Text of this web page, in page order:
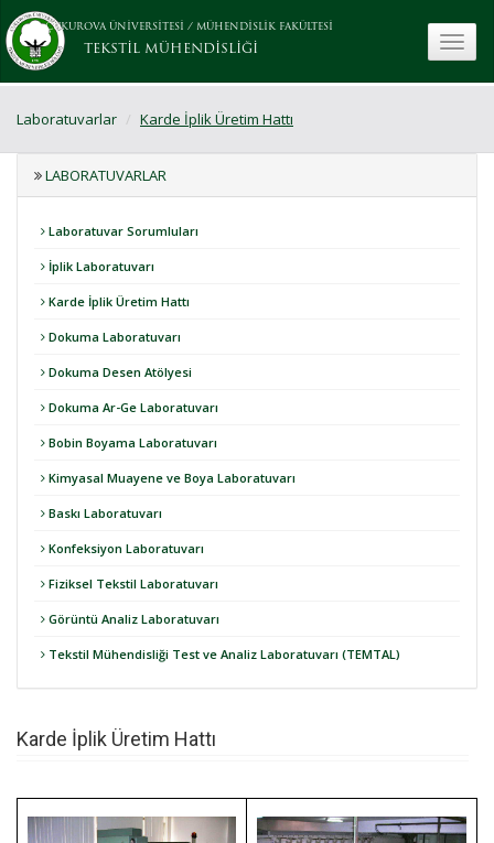
ÇUKUROVA ÜNİVERSİTESİ / MÜHENDİSLİK FAKÜLTESİ
TEKSTİL MÜHENDİSLİĞİ
Laboratuvarlar Karde İplik Üretim Hattı
LABORATUVARLAR
Laboratuvar Sorumluları
İplik Laboratuvarı
Karde İplik Üretim Hattı
Dokuma Laboratuvarı
Dokuma Desen Atölyesi
Dokuma Ar-Ge Laboratuvarı
Bobin Boyama Laboratuvarı
Kimyasal Muayene ve Boya Laboratuvarı
Baskı Laboratuvarı
Konfeksiyon Laboratuvarı
Fiziksel Tekstil Laboratuvarı
Görüntü Analiz Laboratuvarı
Tekstil Mühendisliği Test ve Analiz Laboratuvarı (TEMTAL)
Karde İplik Üretim Hattı